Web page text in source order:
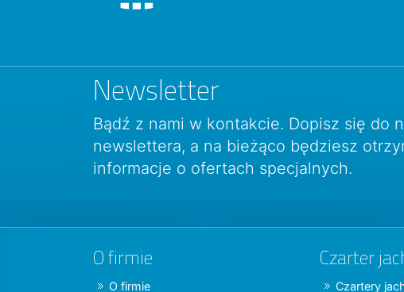
Newsletter
Bądź z nami w kontakcie. Dopisz się do
newslettera, a na bieżąco będziesz
informacje o ofertach specjalnych.
O firmie
O firmie
Czarter
Czartery